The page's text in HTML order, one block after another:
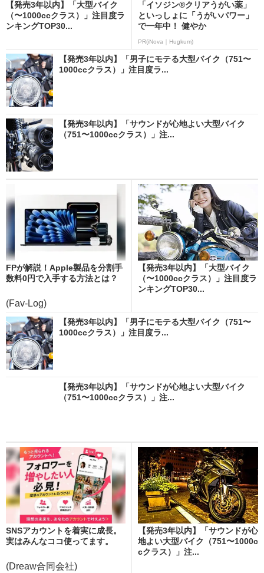
【発売3年以内】「大型バイク
（〜1000ccクラス）」注目度ラ
ンキングTOP30...
「イソジン®クリアうがい薬」
といっしょに「うがいパワー」
で一年中！ 健やか
PR(iNova｜Hugkum)
【発売3年以内】「男子にモテる大型バイク（751〜
1000ccクラス）」注目度ラ...
【発売3年以内】「サウンドが心地よい大型バイク
（751〜1000ccクラス）」注...
FPが解説！Apple製品を分割手
数料0円で入手する方法とは？
(Fav-Log)
【発売3年以内】「大型バイク
（〜1000ccクラス）」注目度ラ
ンキングTOP30...
【発売3年以内】「男子にモテる大型バイク（751〜
1000ccクラス）」注目度ラ...
【発売3年以内】「サウンドが心地よい大型バイク
（751〜1000ccクラス）」注...
SNSアカウントを着実に成長。
実はみんなココ使ってます。
(Dreaw合同会社)
【発売3年以内】「サウンドが心
地よい大型バイク（751〜1000c
cクラス）」注...